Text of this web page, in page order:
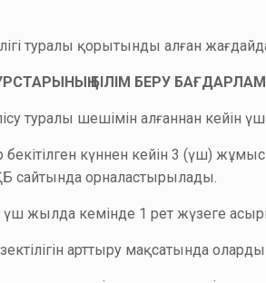
туралы қорытынды алған
БІЛІМ БЕРУ
туралы шешімін алғаннан кейін
бекітілген күннен кейін 3 (үш)
ҚБ сайтында орналастырылады.
үш жылда кемінде 1 рет жүзеге
арттыру мақсатында